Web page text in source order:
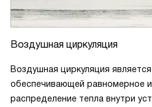
Воздушная циркуляция
Воздушная циркуляция
обеспечивающей равномерное
распределение тепла внутри